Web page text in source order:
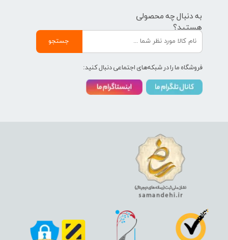
به دنبال چه محصولی
هستید؟
جستجو
فروشگاه ما را در شبکه‌های اجتماعی دنبال کنید: